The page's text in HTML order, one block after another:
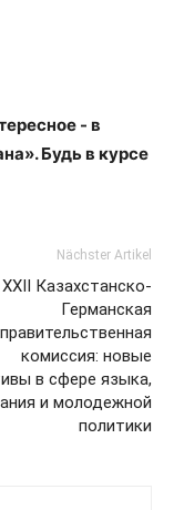
- в
Будь в курсе
Nächster Artikel
XXII Казахстанско-
Германская
комиссия: новые
в сфере языка,
и молодежной
политики